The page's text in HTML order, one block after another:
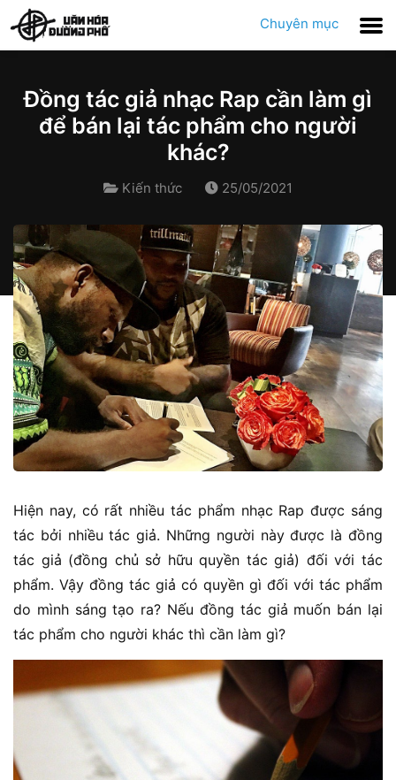
Chuyên mục
Đồng tác giả nhạc Rap cần làm gì
để bán lại tác phẩm cho người
khác?
Kiến thức 25/05/2021
Hiện nay, có rất nhiều tác phẩm nhạc Rap được sáng
tác bởi nhiều tác giả. Những người này được là đồng
tác giả (đồng chủ sở hữu quyền tác giả) đối với tác
phẩm. Vậy đồng tác giả có quyền gì đối với tác phẩm
do mình sáng tạo ra? Nếu đồng tác giả muốn bán lại
tác phẩm cho người khác thì cần làm gì?